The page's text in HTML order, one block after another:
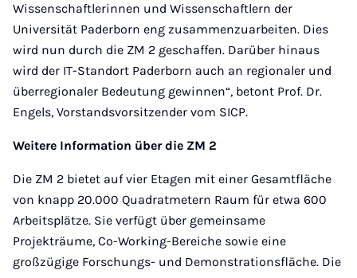
Wissenschaftlerinnen und Wissenschaftlern der
Universität Paderborn eng zusammenzuarbeiten. Dies
wird nun durch die ZM 2 geschaffen. Darüber hinaus
wird der IT-Standort Paderborn auch an regionaler und
überregionaler Bedeutung gewinnen“, betont Prof. Dr.
Engels, Vorstandsvorsitzender vom SICP.
Weitere Information über die ZM 2
Die ZM 2 bietet auf vier Etagen mit einer Gesamtfläche
von knapp 20.000 Quadratmetern Raum für etwa 600
Arbeitsplätze. Sie verfügt über gemeinsame
Projekträume, Co-Working-Bereiche sowie eine
großzügige Forschungs- und Demonstrationsfläche. Die